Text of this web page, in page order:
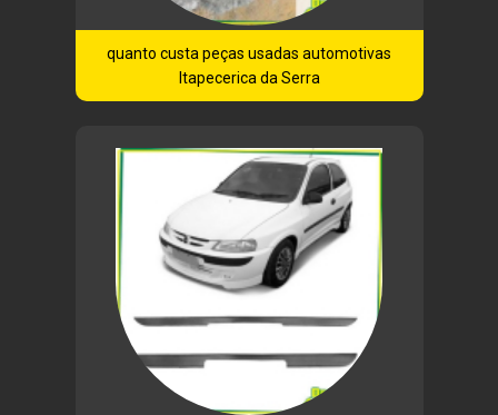
quanto custa peças usadas automotivas
Itapecerica da Serra